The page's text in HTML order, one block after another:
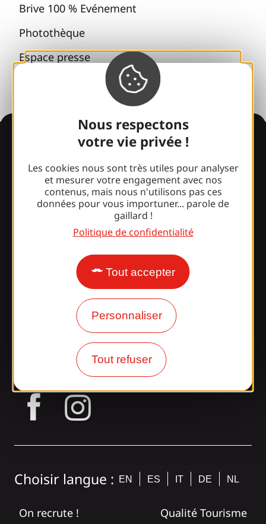
Nous respectons
votre vie privée !
Les cookies nous sont très utiles pour analyser
et mesurer votre engagement avec nos
contenus, mais nous n'utilisons pas ces
données pour vous importuner... parole de
gaillard !
Politique de confidentialité
Tout accepter
Personnaliser
Tout refuser
Brive 100 % Evénement
Photothèque
Espace presse
Informations
Surpris par notre design ?
Nos horaires d'ouverture
Accès et transports
Nos brochures
Rejoignez la
bande Gaillarde !
Choisir langue : EN ES IT DE NL
On recrute ! Qualité Tourisme